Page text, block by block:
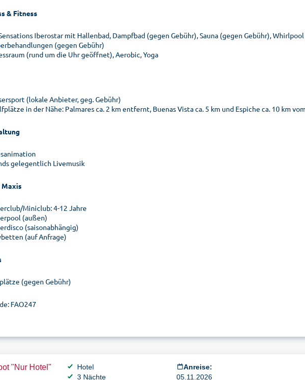
& Fitness
Iberostar mit Hallenbad, Dampfbad (gegen Gebühr), Sauna (gegen Gebühr),
(gegen Gebühr)
(rund um die Uhr geöffnet), Aerobic, Yoga
(lokale Anbieter, geg. Gebühr)
in der Nähe: Palmares ca. 2 km entfernt, Buenas Vista ca. 5 km und Espiche ca. 10 km
gelegentlich Livemusik
Maxis
Miniclub: 4-12 Jahre
(außen)
(saisonabhängig)
(auf Anfrage)
(gegen Gebühr)
FAO247
"Nur Hotel"
Hotel
3 Nächte
Anreise:
05.11.2026